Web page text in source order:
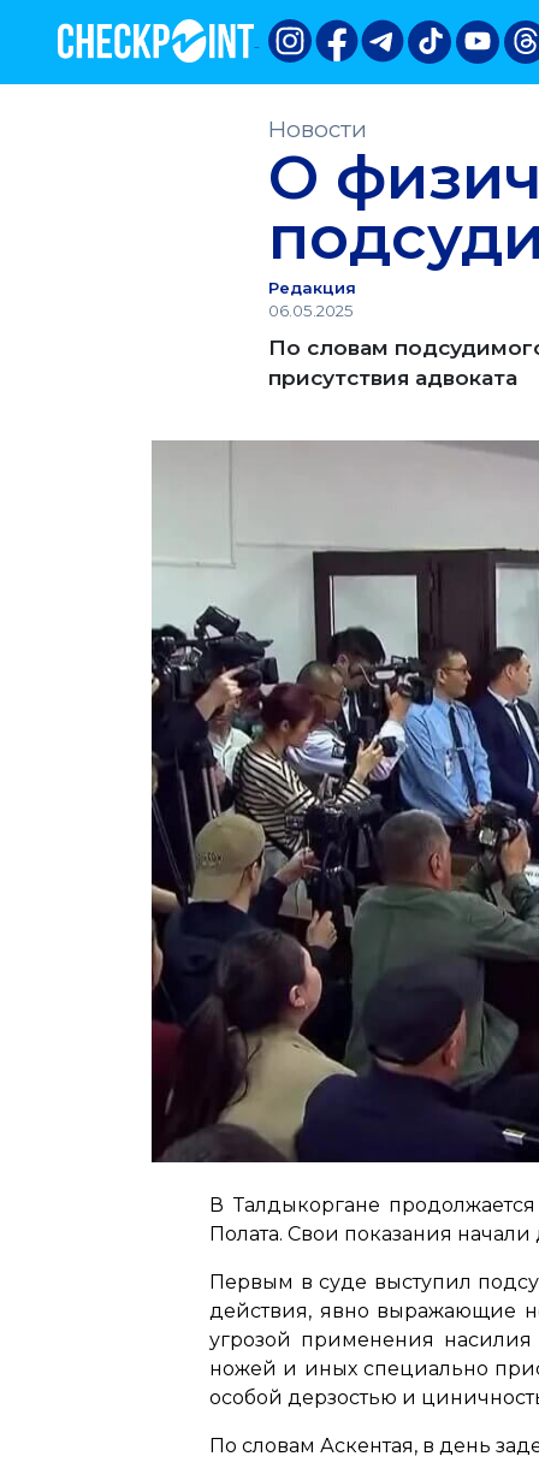
Новости
О
Редакция
06.05.2025
По словам
присутствия адвоката
В Талдыкоргане
Полата. Свои показания
Первым в суде выступил
действия, явно выражающие
угрозой применения
ножей и иных специально
особой дерзостью и
По словам Аскентая, в день